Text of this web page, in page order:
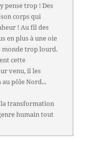
pense trop ! Des
corps qui
! Au fil des
en plus à une oie
monde trop lourd.
cette
venu, il les
pôle Nord...
la transformation
humain tout